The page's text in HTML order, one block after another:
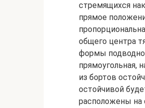
стремящихся
прямое
общего центра
формы
прямоугольная,
из бортов
остойчивой
расположены на